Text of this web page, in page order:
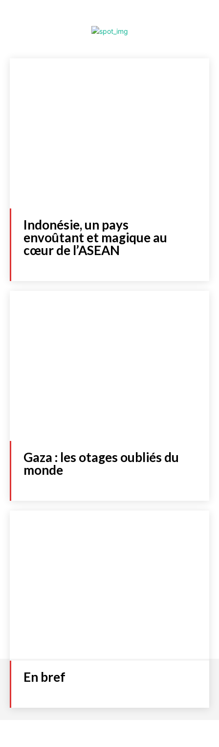
Indonésie, un pays
envoûtant et magique au
cœur de l’ASEAN
Gaza : les otages oubliés du
monde
En bref